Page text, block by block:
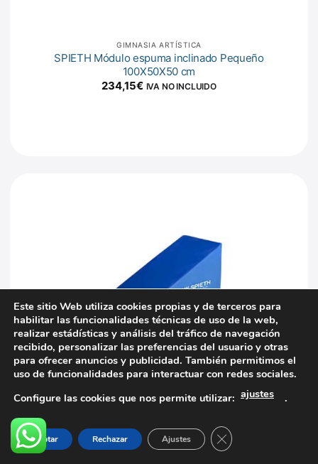
GIMNASIA ARTÍSTICA
SPIETH Módulo espuma inclinado Pequeño
100X50X50 cm
234,15€ IVA NO INCLUIDO
SPIETH Módulo Espuma inclinado Mediano
374,02€ IVA NO INCLUIDO
Este sitio Web utiliza cookies propias y de terceros para
habilitar las funcionalidades técnicas de uso de la web,
realizar estádísticas y análisis del tráfico de navegación
recibido, personalizar las preferencias del usuario y otras
para ofrecer anuncios y publicidad. También permitimos el
uso de funcionalidades para interactuar con redes sociales.
Configure las cookies que nos permite utilizar: ajustes .
Aceptar Rechazar Ajustes Cerrar el banner de